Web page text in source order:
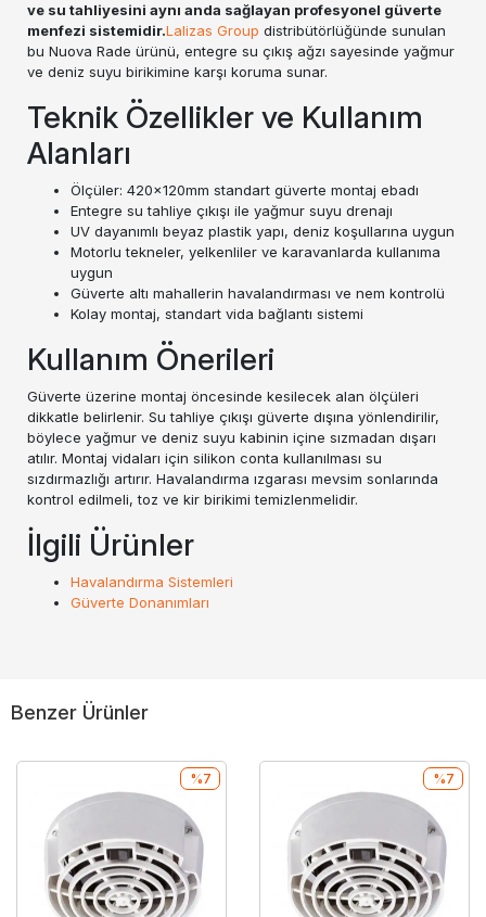
ve su tahliyesini aynı anda sağlayan profesyonel güverte
menfezi sistemidir.Lalizas Group distribütörlüğünde sunulan
bu Nuova Rade ürünü, entegre su çıkış ağzı sayesinde yağmur
ve deniz suyu birikimine karşı koruma sunar.
Teknik Özellikler ve Kullanım
Alanları
Ölçüler: 420x120mm standart güverte montaj ebadı
Entegre su tahliye çıkışı ile yağmur suyu drenajı
UV dayanımlı beyaz plastik yapı, deniz koşullarına uygun
Motorlu tekneler, yelkenliler ve karavanlarda kullanıma
uygun
Güverte altı mahallerin havalandırması ve nem kontrolü
Kolay montaj, standart vida bağlantı sistemi
Kullanım Önerileri
Güverte üzerine montaj öncesinde kesilecek alan ölçüleri
dikkatle belirlenir. Su tahliye çıkışı güverte dışına yönlendirilir,
böylece yağmur ve deniz suyu kabinin içine sızmadan dışarı
atılır. Montaj vidaları için silikon conta kullanılması su
sızdırmazlığı artırır. Havalandırma ızgarası mevsim sonlarında
kontrol edilmeli, toz ve kir birikimi temizlenmelidir.
İlgili Ürünler
Havalandırma Sistemleri
Güverte Donanımları
Benzer Ürünler
%7 %7